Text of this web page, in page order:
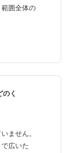
囲全体の
く
ません。
広いた